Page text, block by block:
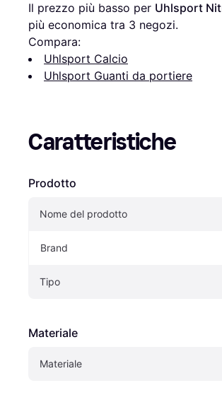
Il prezzo più basso per Uhlsport
più economica tra 3 negozi.
Compara:
Uhlsport Calcio
Uhlsport Guanti da portiere
Caratteristiche
Prodotto
Nome del prodotto
Brand
Tipo
Materiale
Materiale